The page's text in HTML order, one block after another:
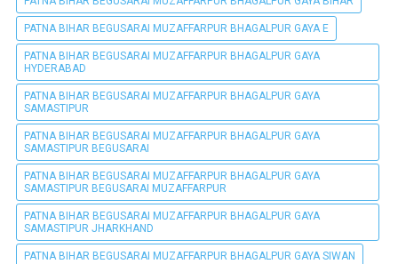
PATNA BIHAR BEGUSARAI MUZAFFARPUR BHAGALPUR GAYA E
PATNA BIHAR BEGUSARAI MUZAFFARPUR BHAGALPUR GAYA
HYDERABAD
PATNA BIHAR BEGUSARAI MUZAFFARPUR BHAGALPUR GAYA
SAMASTIPUR
PATNA BIHAR BEGUSARAI MUZAFFARPUR BHAGALPUR GAYA
SAMASTIPUR BEGUSARAI
PATNA BIHAR BEGUSARAI MUZAFFARPUR BHAGALPUR GAYA
SAMASTIPUR BEGUSARAI MUZAFFARPUR
PATNA BIHAR BEGUSARAI MUZAFFARPUR BHAGALPUR GAYA
SAMASTIPUR JHARKHAND
PATNA BIHAR BEGUSARAI MUZAFFARPUR BHAGALPUR GAYA SIWAN